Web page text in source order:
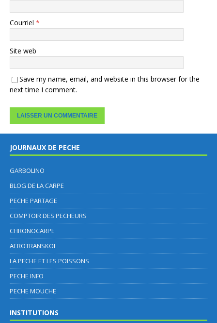
Courriel *
Site web
Save my name, email, and website in this browser for the
next time I comment.
JOURNAUX DE PECHE
GARBOLINO
BLOG DE LA CARPE
PECHE PARTAGE
COMPTOIR DES PECHEURS
CHRONOCARPE
AEROTRANSKOI
LA PECHE ET LES POISSONS
PECHE INFO
PECHE MOUCHE
INSTITUTIONS